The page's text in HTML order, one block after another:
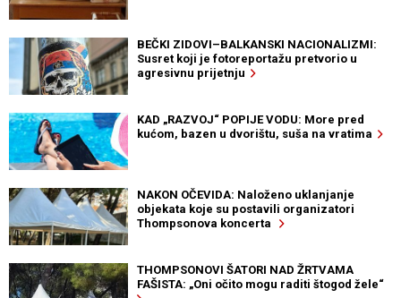
BEČKI ZIDOVI–BALKANSKI NACIONALIZMI:
Susret koji je fotoreportažu pretvorio u
agresivnu prijetnju
KAD „RAZVOJ“ POPIJE VODU: More pred
kućom, bazen u dvorištu, suša na vratima
NAKON OČEVIDA: Naloženo uklanjanje
objekata koje su postavili organizatori
Thompsonova koncerta
THOMPSONOVI ŠATORI NAD ŽRTVAMA
FAŠISTA: „Oni očito mogu raditi štogod žele“